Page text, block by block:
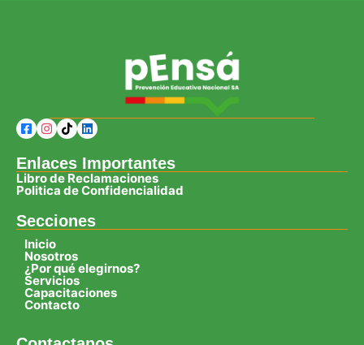
Enlaces Importantes
Libro de Reclamaciones
Politica de Confidencialidad
Secciones
Inicio
Nosotros
¿Por qué elegirnos?
Servicios
Capacitaciones
Contacto